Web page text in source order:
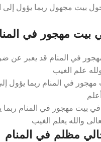
بيت مجهول ربما يؤول إلى
بيت مهجور في
في المنام قد يعبر عن
علم الغيب
مهجور في المنام ربما يؤول
في بيت مهجور في المنام
والله يعلم الغيب
مظلم في المنام